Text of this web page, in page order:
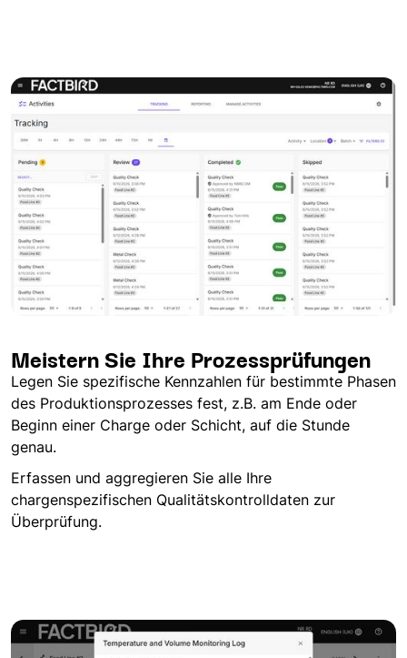
Meistern Sie Ihre Prozessprüfungen
Legen Sie spezifische Kennzahlen für bestimmte Phasen
des Produktionsprozesses fest, z.B. am Ende oder
Beginn einer Charge oder Schicht, auf die Stunde
genau.
Erfassen und aggregieren Sie alle Ihre
chargenspezifischen Qualitätskontrolldaten zur
Überprüfung.